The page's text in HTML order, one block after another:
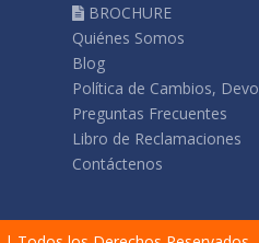
BROCHURE
Quiénes Somos
Blog
Política de Cambios,
Preguntas Frecuentes
Libro de Reclamaciones
Contáctenos